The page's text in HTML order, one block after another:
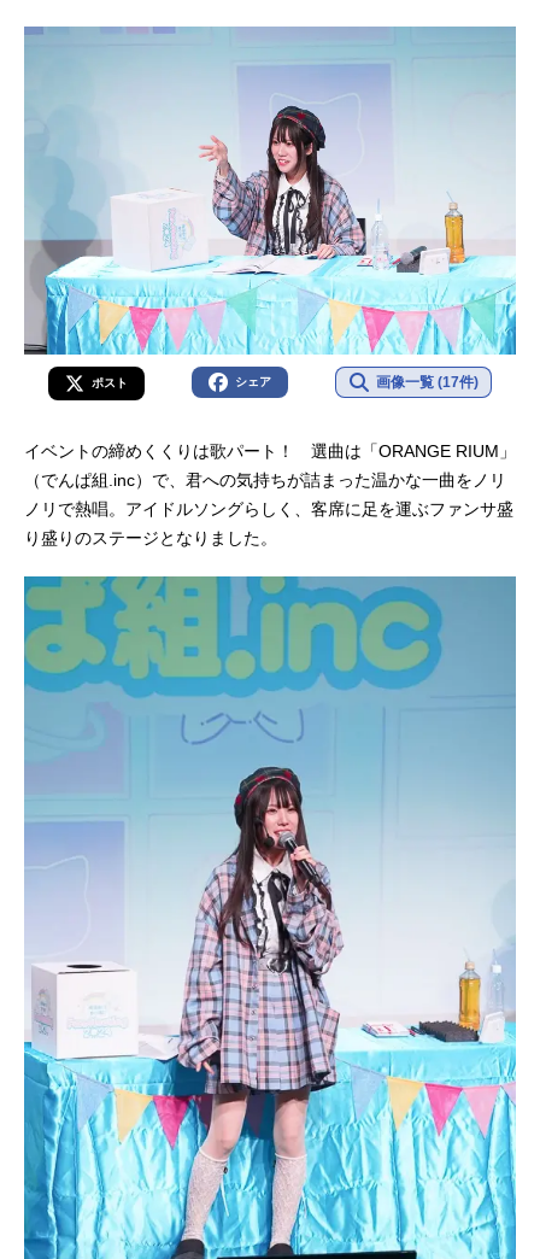
ポスト シェア 画像一覧 (17件)
イベントの締めくくりは歌パート！ 選曲は「ORANGE RIUM」
（でんぱ組.inc）で、君への気持ちが詰まった温かな一曲をノリ
ノリで熱唱。アイドルソングらしく、客席に足を運ぶファンサ盛
り盛りのステージとなりました。